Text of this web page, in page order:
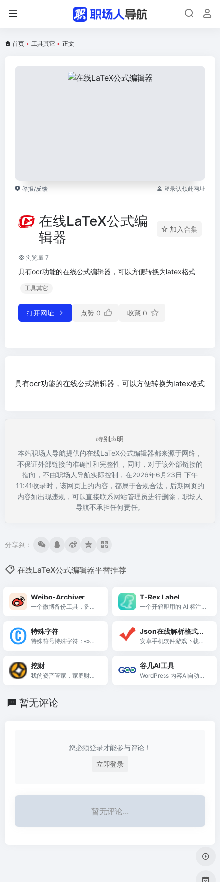
首页 • 工具其它 • 正文
举报/反馈 登录认领此网址
在线LaTeX公式编
辑器
加入合集
浏览量 7
具有ocr功能的在线公式编辑器，可以方便转换为latex格式
工具其它
打开网址 点赞 0 收藏 0
具有ocr功能的在线公式编辑器，可以方便转换为latex格式
特别声明
本站职场人导航提供的在线LaTeX公式编辑器都来源于网络，
不保证外部链接的准确性和完整性，同时，对于该外部链接的
指向，不由职场人导航实际控制，在2026年6月23日 下午
11:41收录时，该网页上的内容，都属于合规合法，后期网页的
内容如出现违规，可以直接联系网站管理员进行删除，职场人
导航不承担任何责任。
分享到：
在线LaTeX公式编辑器平替推荐
Weibo-Archiver
一个微博备份工具，备份
T-Rex Label
一个开箱即用的 AI 标注工
特殊字符
特殊符号特殊字符：«»큐
◆◇▲△▂▃▄▅▆▇█●
○◎⊕⊙㊣↑↓←→↖↗↘
∴⊥∥∠€¥℃™©®①❶㊀
㈠⑴⒈
Json在线解析格式化-
Json在线校验Json格
工具
安卓手机软件游戏下载安
器,Json格式化,Json序列
化,Json解析,Json校验,Js
挖财
我的资产管家，家庭财务
谷几AI工具
WordPress 内容AI自动化
暂无评论
您必须登录才能参与评论！
立即登录
暂无评论...